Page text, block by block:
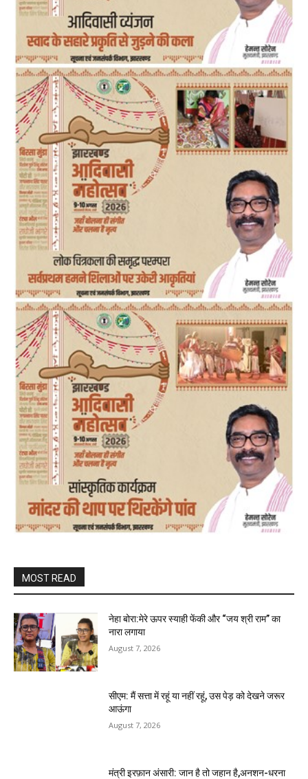
MOST READ
नेहा बोरा:मेरे ऊपर स्याही फेंकी और “जय श्री राम” का
नारा लगाया
August 7, 2026
सीएम: मैं सत्ता में रहूं या नहीं रहूं, उस पेड़ को देखने जरूर
आऊंगा
August 7, 2026
मंत्री इरफ़ान अंसारी: जान है तो जहान है,अनशन-धरना